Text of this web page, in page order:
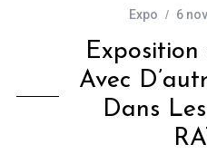
Expo 6
Avec
Dans